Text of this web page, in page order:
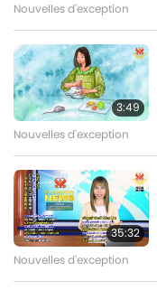
Nouvelles d'exception
3:49
Nouvelles d'exception
35:32
Nouvelles d'exception